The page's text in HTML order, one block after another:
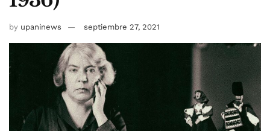
by upaninews septiembre 27, 2021